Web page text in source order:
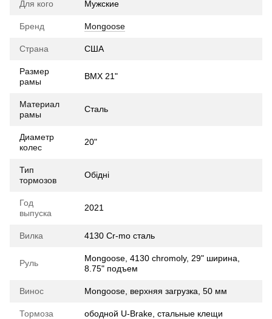
Для кого Мужские
Бренд Mongoose
Страна США
Размер
рамы
BMX 21"
Материал
рамы
Сталь
Диаметр
колес
20"
Тип
тормозов
Обідні
Год
выпуска
2021
Вилка 4130 Cr-mo сталь
Руль
Mongoose, 4130 chromoly, 29" ширина,
8.75" подъем
Винос Mongoose, верхняя загрузка, 50 мм
Тормоза ободной U-Brake, стальные клещи